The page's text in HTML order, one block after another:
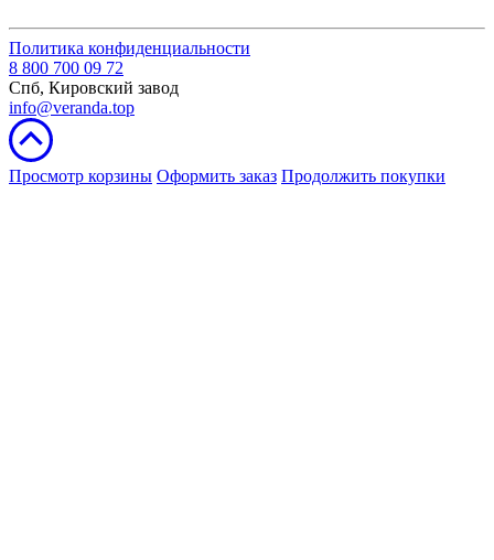
Политика конфиденциальности
8 800 700 09 72
Спб, Кировский завод
info@veranda.top
Просмотр корзины Оформить заказ Продолжить покупки